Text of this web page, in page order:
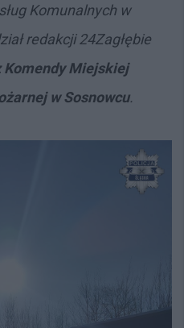
Komunalnych w
redakcji 24Zagłębie
Komendy Miejskiej
w Sosnowcu.